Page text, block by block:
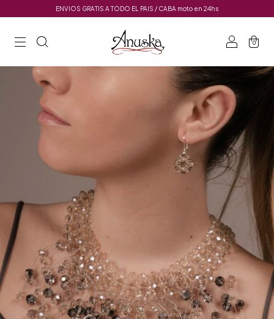
ENVIOS GRATIS A TODO EL PAIS / CABA moto en 24hs
0